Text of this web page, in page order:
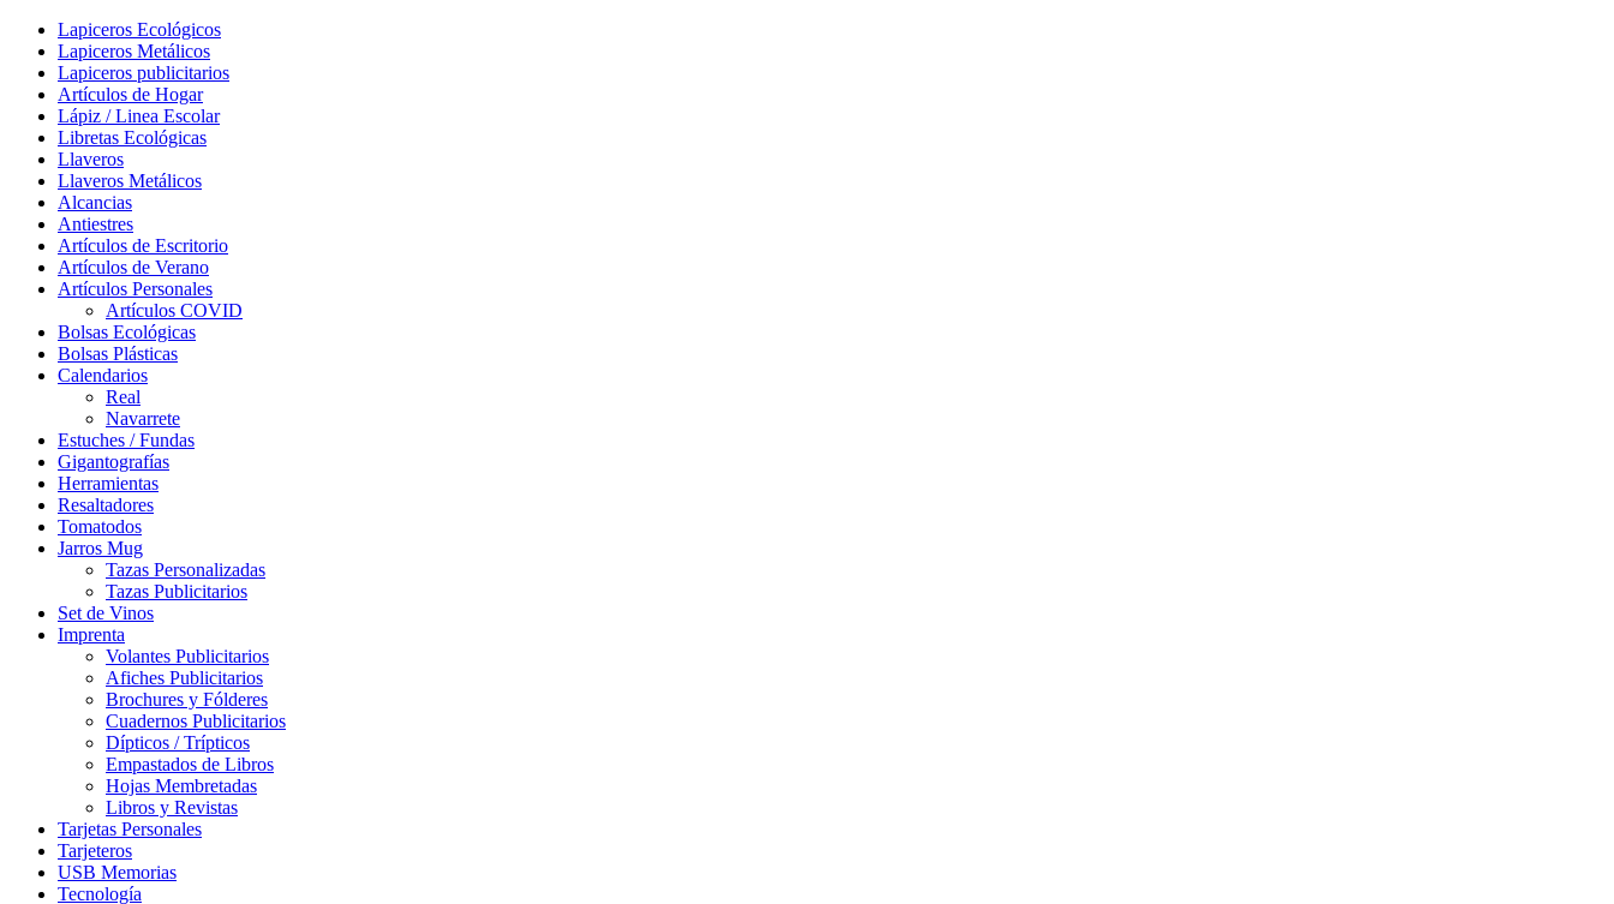
Lapiceros Ecológicos
Lapiceros Metálicos
Lapiceros publicitarios
Artículos de Hogar
Lápiz / Linea Escolar
Libretas Ecológicas
Llaveros
Llaveros Metálicos
Alcancias
Antiestres
Artículos de Escritorio
Artículos de Verano
Artículos Personales
Artículos COVID
Bolsas Ecológicas
Bolsas Plásticas
Calendarios
Real
Navarrete
Estuches / Fundas
Gigantografías
Herramientas
Resaltadores
Tomatodos
Jarros Mug
Tazas Personalizadas
Tazas Publicitarios
Set de Vinos
Imprenta
Volantes Publicitarios
Afiches Publicitarios
Brochures y Fólderes
Cuadernos Publicitarios
Dípticos / Trípticos
Empastados de Libros
Hojas Membretadas
Libros y Revistas
Tarjetas Personales
Tarjeteros
USB Memorias
Tecnología